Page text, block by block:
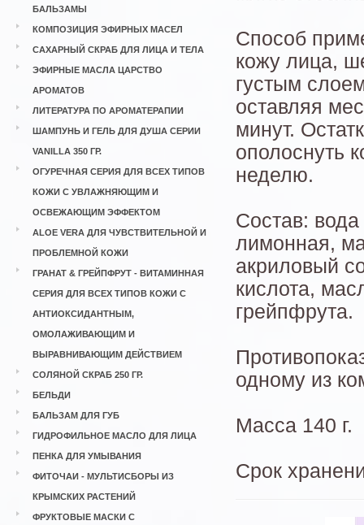
БАЛЬЗАМЫ
КОМПОЗИЦИЯ ЭФИРНЫХ МАСЕЛ
САХАРНЫЙ СКРАБ ДЛЯ ЛИЦА И ТЕЛА
ЭФИРНЫЕ МАСЛА ЦАРСТВО
АРОМАТОВ
ЛИТЕРАТУРА ПО АРОМАТЕРАПИИ
ШАМПУНЬ И ГЕЛЬ ДЛЯ ДУША СЕРИИ
VANILLA 350 ГР.
ОГУРЕЧНАЯ СЕРИЯ ДЛЯ ВСЕХ ТИПОВ
КОЖИ С УВЛАЖНЯЮЩИМ И
ОСВЕЖАЮЩИМ ЭФФЕКТОМ
ALOE VERA ДЛЯ ЧУВСТВИТЕЛЬНОЙ И
ПРОБЛЕМНОЙ КОЖИ
ГРАНАТ & ГРЕЙПФРУТ - ВИТАМИННАЯ
СЕРИЯ ДЛЯ ВСЕХ ТИПОВ КОЖИ С
АНТИОКСИДАНТНЫМ,
ОМОЛАЖИВАЮЩИМ И
ВЫРАВНИВАЮЩИМ ДЕЙСТВИЕМ
СОЛЯНОЙ СКРАБ 250 ГР.
БЕЛЬДИ
БАЛЬЗАМ ДЛЯ ГУБ
ГИДРОФИЛЬНОЕ МАСЛО ДЛЯ ЛИЦА
ПЕНКА ДЛЯ УМЫВАНИЯ
ФИТОЧАИ - МУЛЬТИСБОРЫ ИЗ
КРЫМСКИХ РАСТЕНИЙ
ФРУКТОВЫЕ МАСКИ С
Способ
кожу лица,
густым
оставляя
минут.
ополоснуть
неделю.
Состав: вода
лимонная,
акриловый
кислота,
грейпфрута.
одному из
Масса 140 г.
Срок